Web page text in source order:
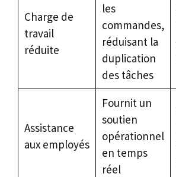
Charge de
travail
réduite
les
commandes,
réduisant la
duplication
des tâches
Assistance
aux employés
Fournit un
soutien
opérationnel
en temps
réel